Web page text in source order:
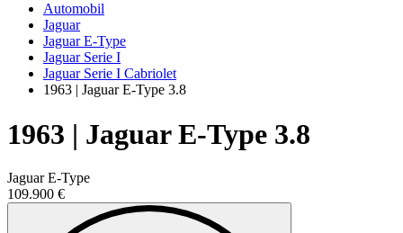
Automobil
Jaguar
Jaguar E-Type
Jaguar Serie I
Jaguar Serie I Cabriolet
1963 | Jaguar E-Type 3.8
1963 | Jaguar E-Type 3.8
Jaguar E-Type
109.900 €